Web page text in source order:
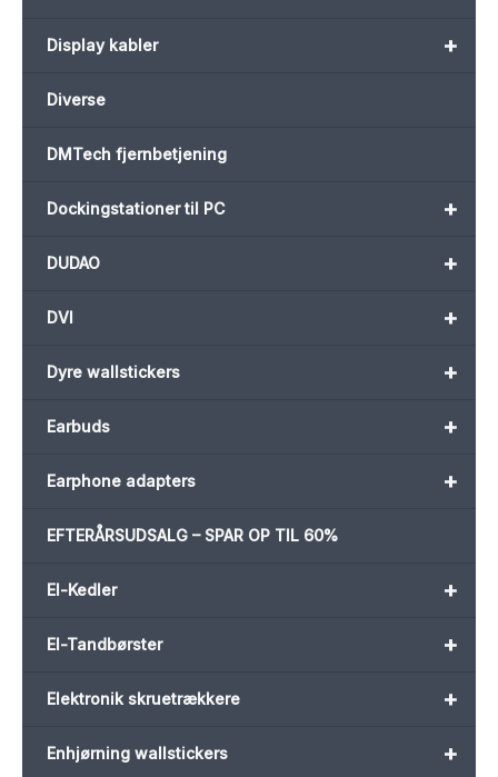
+
Display kabler
Diverse
DMTech fjernbetjening
+
Dockingstationer til PC
+
DUDAO
+
DVI
+
Dyre wallstickers
+
Earbuds
+
Earphone adapters
EFTERÅRSUDSALG – SPAR OP TIL 60%
+
El-Kedler
+
El-Tandbørster
+
Elektronik skruetrækkere
+
Enhjørning wallstickers